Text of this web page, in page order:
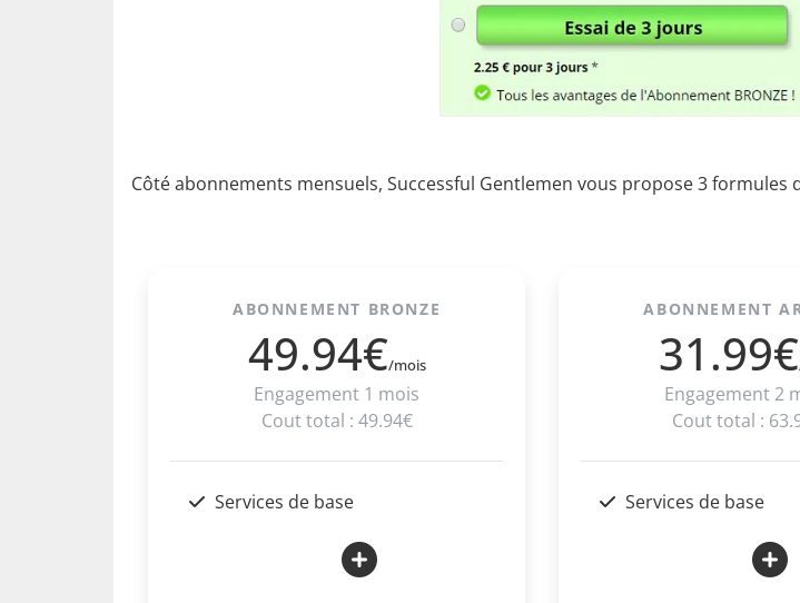
Côté abonnements mensuels, Successful Gentlemen vous propose 3
ABONNEMENT BRONZE
49.94€/mois
Engagement 1 mois
Cout total : 49.94€
Services de base
ABONNEMENT
31.99€
Engagement 2
Cout total :
Services de base